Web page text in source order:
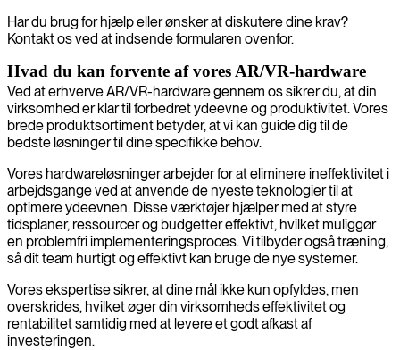
Har du brug for hjælp eller ønsker at diskutere dine krav?
Kontakt os ved at indsende formularen ovenfor.
Hvad du kan forvente af vores AR/VR-hardware
Ved at erhverve AR/VR-hardware gennem os sikrer du, at din
virksomhed er klar til forbedret ydeevne og produktivitet. Vores
brede produktsortiment betyder, at vi kan guide dig til de
bedste løsninger til dine specifikke behov.
Vores hardwareløsninger arbejder for at eliminere ineffektivitet i
arbejdsgange ved at anvende de nyeste teknologier til at
optimere ydeevnen. Disse værktøjer hjælper med at styre
tidsplaner, ressourcer og budgetter effektivt, hvilket muliggør
en problemfri implementeringsproces. Vi tilbyder også træning,
så dit team hurtigt og effektivt kan bruge de nye systemer.
Vores ekspertise sikrer, at dine mål ikke kun opfyldes, men
overskrides, hvilket øger din virksomheds effektivitet og
rentabilitet samtidig med at levere et godt afkast af
investeringen.